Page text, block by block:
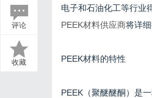
评论
收藏
电子和石油化工等行业
PEEK材料供应商将详
PEEK材料的特性
PEEK（聚醚醚酮）是